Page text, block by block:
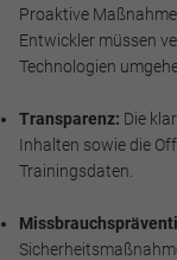
Proaktive
Entwickler müssen
Technologien
Transparenz: Die
Inhalten sowie die
Trainingsdaten.